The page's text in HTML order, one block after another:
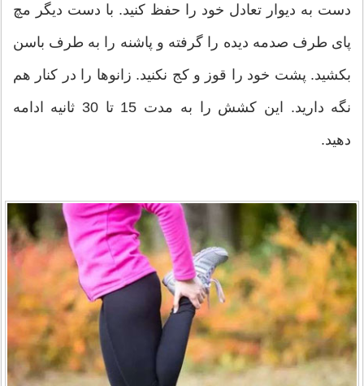
دست به دیوار تعادل خود را حفظ کنید. با دست دیگر مچ
پای طرف صدمه دیده را گرفته و پاشنه را به طرف باسن
بکشید. پشت خود را قوز و کج نکنید. زانوها را در کنار هم
نگه دارید. این کشش را به مدت 15 تا 30 ثانیه ادامه
دهید.